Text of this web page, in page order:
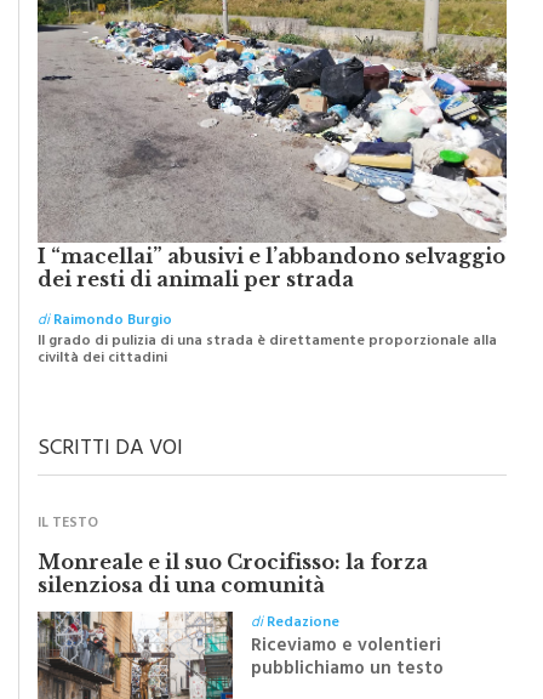
I “macellai” abusivi e l’abbandono selvaggio
dei resti di animali per strada
diRaimondo Burgio
SCRITTI DA VOI
IL TESTO
Monreale e il suo Crocifisso: la forza
silenziosa di una comunità
diRedazione
Riceviamo e volentieri